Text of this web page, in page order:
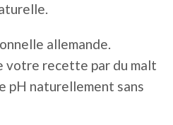
allemande.
votre recette par du malt
pH naturellement sans